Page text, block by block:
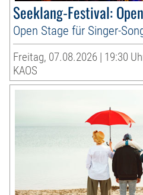
Seeklang-Festival:
Open Stage für Singer-
Freitag, 07.08.2026 | 19:30
KAOS